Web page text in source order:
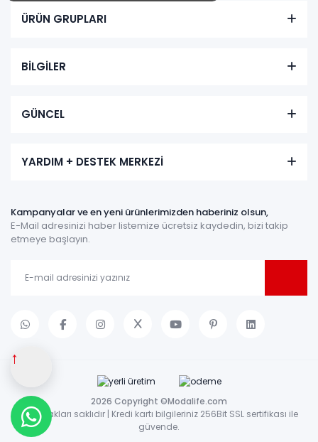
↑
ÜRÜN GRUPLARI
BİLGİLER
GÜNCEL
YARDIM + DESTEK MERKEZİ
Kampanyalar ve en yeni ürünlerimizden haberiniz olsun,
E-Mail adresinizi haber listemize ücretsiz kaydedin, bizi takip
etmeye başlayın.
2026 Copyright ©Modalife.com
Tüm hakları saklıdır | Kredi kartı bilgileriniz 256Bit SSL sertifikası ile
güvende.